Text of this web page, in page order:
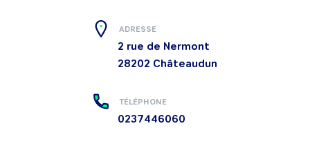
ADRESSE
2 rue de Nermont
28202 Châteaudun
TÉLÉPHONE
0237446060